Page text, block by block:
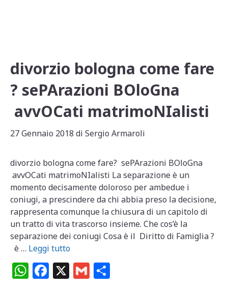
k
divorzio bologna come fare
? sePArazioni BOloGna
avvOCati matrimoNIalisti
27 Gennaio 2018 di Sergio Armaroli
divorzio bologna come fare? sePArazioni BOloGna
avvOCati matrimoNIalisti La separazione è un
momento decisamente doloroso per ambedue i
coniugi, a prescindere da chi abbia preso la decisione,
rappresenta comunque la chiusura di un capitolo di
un tratto di vita trascorso insieme. Che cos’è la
separazione dei coniugi Cosa è il Diritto di Famiglia ?
è … Leggi tutto
W F X G